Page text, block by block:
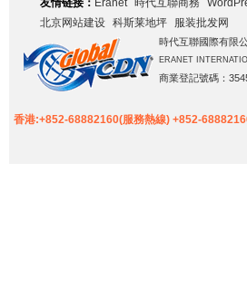
友情链接： Eranet 時代互聯商務
北京网站建设
科斯莱地坪 服装批发网
時代互聯國際有限
ERANET
商業登記號碼：
香港:+852-68882160(服務熱線) +852-